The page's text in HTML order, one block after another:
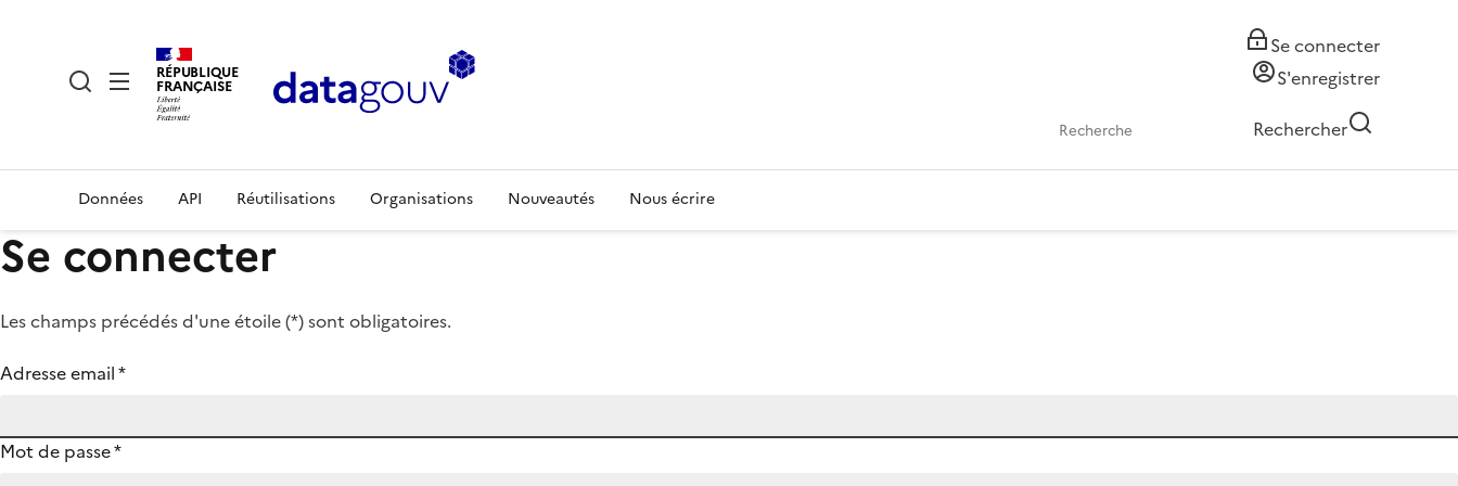
RÉPUBLIQUE
FRANÇAISE
Se connecter
S'enregistrer
Rechercher
Données API Réutilisations Organisations Nouveautés Nous écrire
Se connecter
Les champs précédés d'une étoile (*) sont obligatoires.
Adresse email*
Mot de passe*